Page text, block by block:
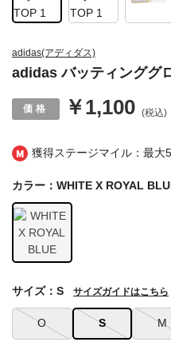
獲得ステージマイル：最大
adidas(アディダス)
adidas バッティング
￥1,100 (税込)
カラー：WHITE X ROYAL
O S M
サイズ：S サイズガイドはこちら